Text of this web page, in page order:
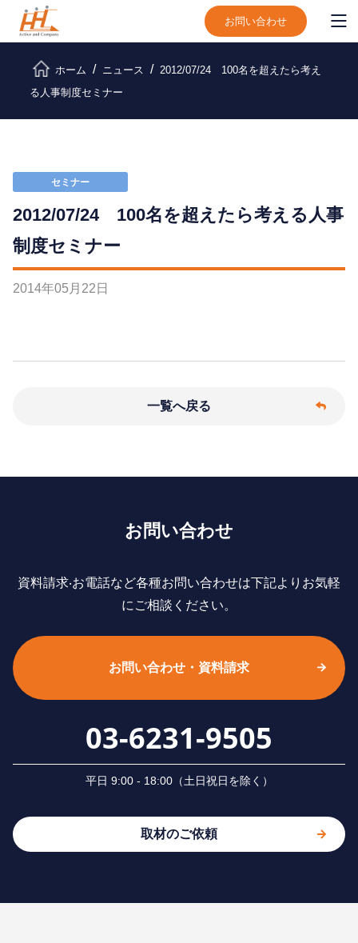
お問い合わせ
ホーム ニュース
2012/07/24 100名を超えたら考え
る人事制度セミナー
セミナー
2012/07/24 100名を超えたら考える人事
制度セミナー
2014年05 月 22 日
一覧へ戻る
お問い合わせ
資料請求‧お電話など各種お問い合わせは下記よりお気軽
にご相談ください。
お問い合わせ・資料請求
03-6231-9505
平⽇ 9:00 - 18:00（⼟⽇祝⽇を除く）
取材のご依頼